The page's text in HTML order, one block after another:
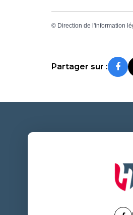
© Direction de l'information
Partager sur :